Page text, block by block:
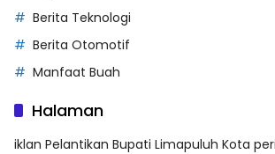
Berita Teknologi
Berita Otomotif
Manfaat Buah
Halaman
iklan Pelantikan Bupati Limapuluh Kota